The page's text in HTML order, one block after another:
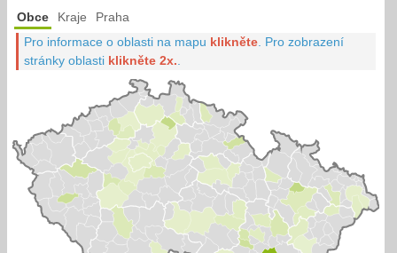
Obce Kraje Praha
Pro informace o oblasti na mapu klikněte Pro zobrazení
stránky oblasti klikněte 2x.